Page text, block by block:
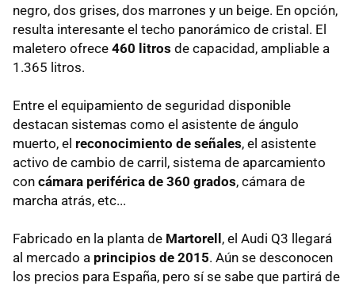
negro, dos grises, dos marrones y un beige. En opción,
resulta interesante el techo panorámico de cristal. El
maletero ofrece 460 litros de capacidad, ampliable a
1.365 litros.
Entre el equipamiento de seguridad disponible
destacan sistemas como el asistente de ángulo
muerto, el reconocimiento de señales, el asistente
activo de cambio de carril, sistema de aparcamiento
con cámara periférica de 360 grados, cámara de
marcha atrás, etc...
Fabricado en la planta de Martorell, el Audi Q3 llegará
al mercado a principios de 2015. Aún se desconocen
los precios para España, pero sí se sabe que partirá de